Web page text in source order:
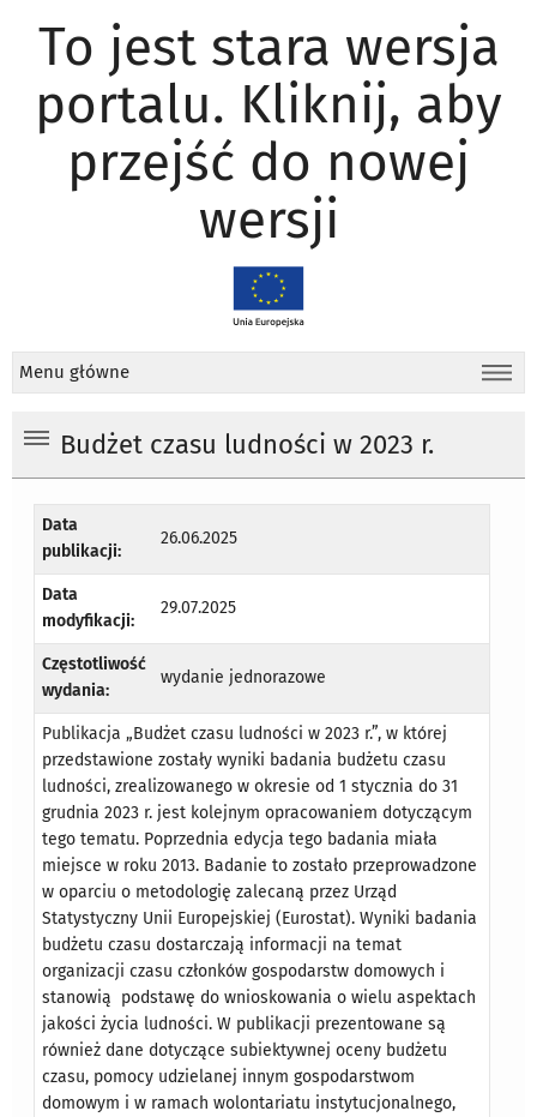
To jest stara wersja
portalu. Kliknij, aby
przejść do nowej
wersji
Menu główne
Budżet czasu ludności w 2023 r.
Data
publikacji:
26.06.2025
Data
modyfikacji:
29.07.2025
Częstotliwość
wydania:
wydanie jednorazowe
Publikacja „Budżet czasu ludności w 2023 r.”, w której
przedstawione zostały wyniki badania budżetu czasu
ludności, zrealizowanego w okresie od 1 stycznia do 31
grudnia 2023 r. jest kolejnym opracowaniem dotyczącym
tego tematu. Poprzednia edycja tego badania miała
miejsce w roku 2013. Badanie to zostało przeprowadzone
w oparciu o metodologię zalecaną przez Urząd
Statystyczny Unii Europejskiej (Eurostat). Wyniki badania
budżetu czasu dostarczają informacji na temat
organizacji czasu członków gospodarstw domowych i
stanowią podstawę do wnioskowania o wielu aspektach
jakości życia ludności. W publikacji prezentowane są
również dane dotyczące subiektywnej oceny budżetu
czasu, pomocy udzielanej innym gospodarstwom
domowym i w ramach wolontariatu instytucjonalnego,